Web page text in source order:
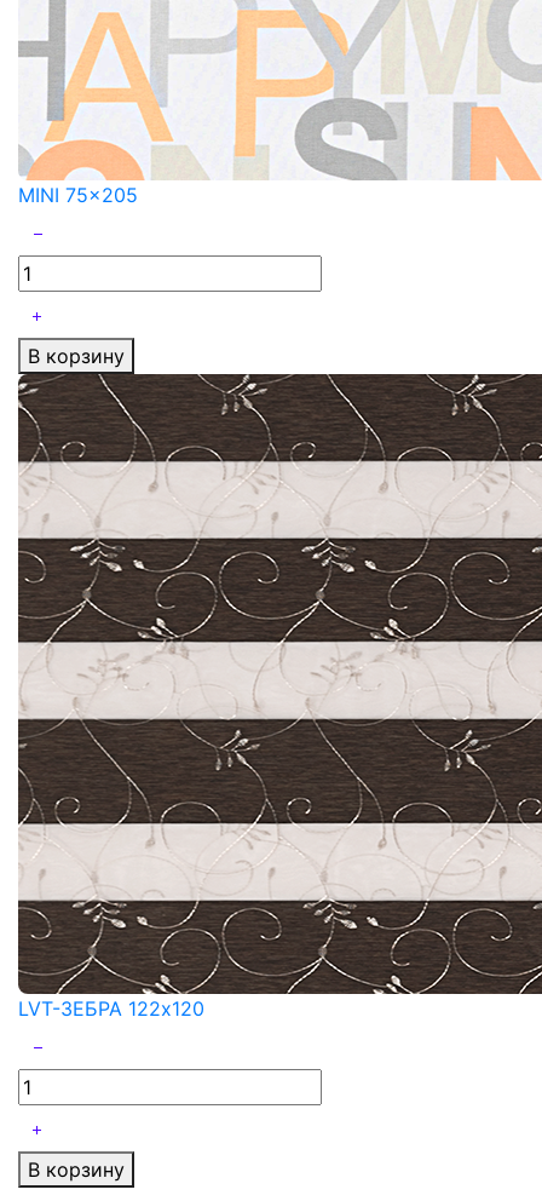
MINI 75x205
В корзину
LVT-ЗЕБРА 122x120
В корзину